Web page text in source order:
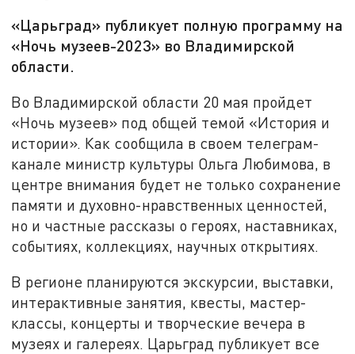
«Царьград» публикует полную программу на
«Ночь музеев-2023» во Владимирской
области.
Во Владимирской области 20 мая пройдет
«Ночь музеев» под общей темой «История и
истории». Как сообщила в своем телеграм-
канале министр культуры Ольга Любимова, в
центре внимания будет не только сохранение
памяти и духовно-нравственных ценностей,
но и частные рассказы о героях, наставниках,
событиях, коллекциях, научных открытиях.
В регионе планируются экскурсии, выставки,
интерактивные занятия, квесты, мастер-
классы, концерты и творческие вечера в
музеях и галереях. Царьград публикует все